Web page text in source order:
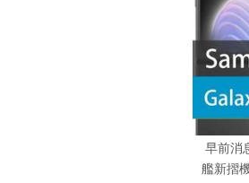
早前消
艦新摺